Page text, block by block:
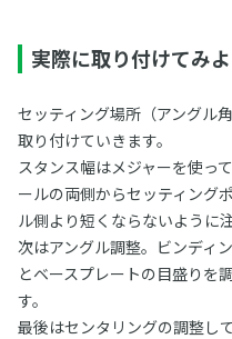
実際に取り付けてみ
セッティング場所（アングル
取り付けていきます。
スタンス幅はメジャーを使っ
ールの両側からセッティング
ル側より短くならないように
次はアングル調整。ビンディ
とベースプレートの目盛りを
す。
最後はセンタリングの調整し